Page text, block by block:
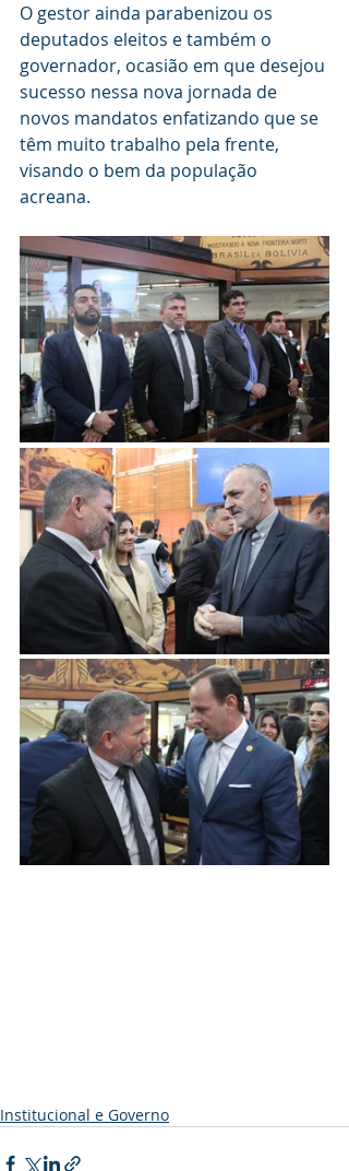
O gestor ainda parabenizou os
deputados eleitos e também o
governador, ocasião em que desejou
sucesso nessa nova jornada de
novos mandatos enfatizando que se
têm muito trabalho pela frente,
visando o bem da população
acreana.
Institucional e Governo